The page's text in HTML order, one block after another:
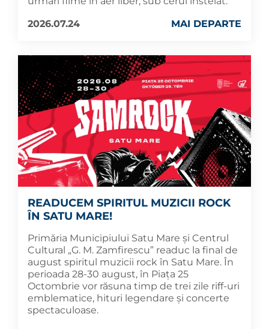
2026.07.24
MAI DEPARTE
READUCEM SPIRITUL MUZICII ROCK
ÎN SATU MARE!
Primăria Municipiului Satu Mare și Centrul
Cultural „G. M. Zamfirescu” readuc la final de
august spiritul muzicii rock în Satu Mare. În
perioada 28-30 august, în Piața 25
Octombrie vor răsuna timp de trei zile riff-uri
emblematice, hituri legendare și concerte
spectaculoase.